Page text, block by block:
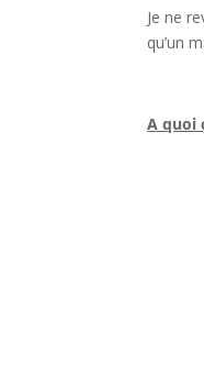
Je ne
qu’un
A quoi